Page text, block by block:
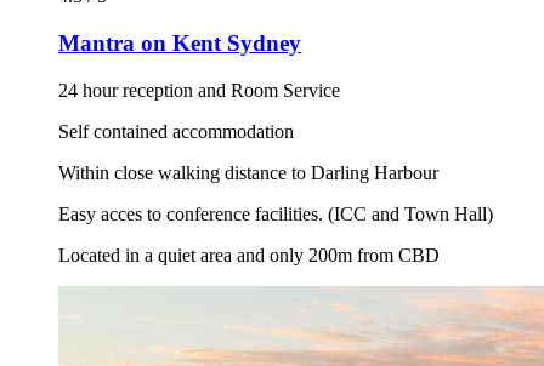
Mantra on Kent Sydney
24 hour reception and Room Service
Self contained accommodation
Within close walking distance to Darling Harbour
Easy acces to conference facilities. (ICC and Town Hall)
Located in a quiet area and only 200m from CBD